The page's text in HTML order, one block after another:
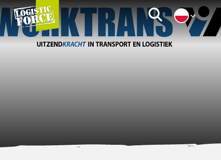
Logistic
Force
|
PL
Zoeken